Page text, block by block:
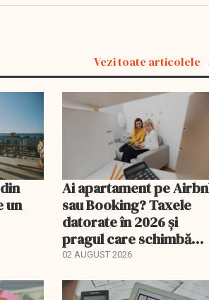
Vezi toate articolele
un
Ai apartament pe
sau Booking? Taxele
datorate în 2026 și
pragul care schimbă
regimul fiscal
02 AUGUST 2026